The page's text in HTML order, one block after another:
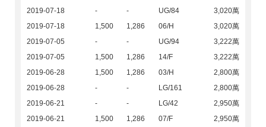
2019-07-18
- - UG/84
3,020萬
2019-07-18
1,500 1,286 06/H
3,020萬
2019-07-05
- - UG/94
3,222萬
2019-07-05
1,500 1,286 14/F
3,222萬
2019-06-28
1,500 1,286 03/H
2,800萬
2019-06-28
- - LG/161
2,800萬
2019-06-21
- - LG/42
2,950萬
2019-06-21
1,500 1,286 07/F
2,950萬